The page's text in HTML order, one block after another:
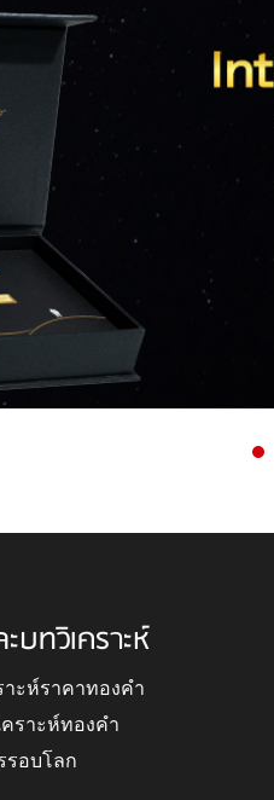
บทวิเคราะห์
าะห์ราคาทองคำ
คราะห์ทองคำ
รอบโลก